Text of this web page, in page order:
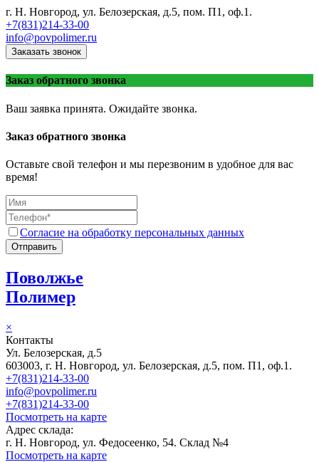
г. Н. Новгород, ул. Белозерская, д.5, пом. П1, оф.1.
+7(831)214-33-00
info@povpolimer.ru
Заказать звонок
Заказ обратного звонка
Ваш заявка принята. Ожидайте звонка.
Заказ обратного звонка
Оставьте свой телефон и мы перезвоним в удобное для вас
время!
Согласие на обработку персональных данных
Отправить
Поволжье
Полимер
×
Контакты
Ул. Белозерская, д.5
603003, г. Н. Новгород, ул. Белозерская, д.5, пом. П1, оф.1.
+7(831)214-33-00
info@povpolimer.ru
+7(831)214-33-00
Посмотреть на карте
Адрес склада:
г. Н. Новгород, ул. Федосеенко, 54. Склад №4
Посмотреть на карте